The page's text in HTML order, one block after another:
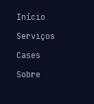
Início
Serviços
Cases
Sobre